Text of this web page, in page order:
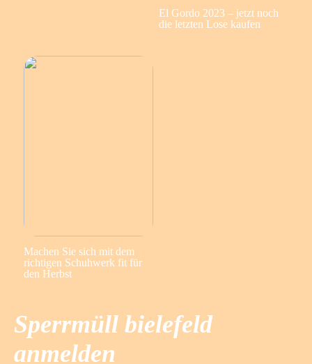
El Gordo 2023 – jetzt noch
die letzten Lose kaufen
Machen Sie sich mit dem
richtigen Schuhwerk fit für
den Herbst
Sperrmüll bielefeld
anmelden